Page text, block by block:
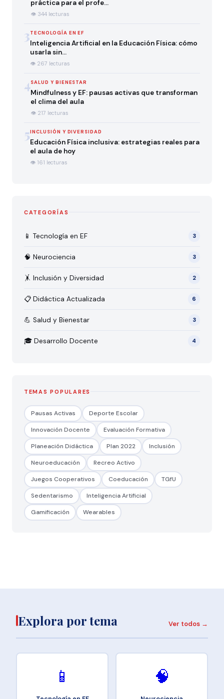
práctica para el profe…
👁 344 lecturas
3TECNOLOGÍA EN EF
Inteligencia Artificial en la Educación Física: cómo
usarla sin…
👁 267 lecturas
4SALUD Y BIENESTAR
Mindfulness y EF: pausas activas que transforman
el clima del aula
👁 217 lecturas
5INCLUSIÓN Y DIVERSIDAD
Educación Física inclusiva: estrategias reales para
el aula de hoy
👁 161 lecturas
CATEGORÍAS
📱 Tecnología en EF 3
🧠 Neurociencia 3
🤸 Inclusión y Diversidad 2
📋 Didáctica Actualizada 6
💪 Salud y Bienestar 3
🎓 Desarrollo Docente 4
TEMAS POPULARES
Pausas Activas Deporte Escolar
Innovación Docente Evaluación Formativa
Planeación Didáctica Plan 2022 Inclusión
Neuroeducación Recreo Activo
Juegos Cooperativos Coeducación TGfU
Sedentarismo Inteligencia Artificial
Gamificación Wearables
Explora por tema Ver todos →
📱 🧠